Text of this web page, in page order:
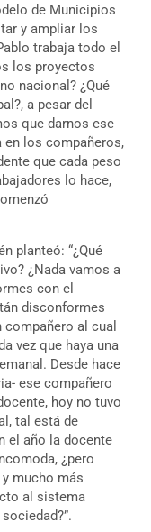
de Municipios
y ampliar los
trabaja todo el
los proyectos
nacional? ¿Qué
a pesar del
que darnos ese
en los compañeros,
que cada peso
lo hace,
planteó: “¿Qué
¿Nada vamos a
con el
disconformes
al cual
vez que haya una
Desde hace
ese compañero
hoy no tuvo
tal está de
el año la docente
¿pero
mucho más
al sistema